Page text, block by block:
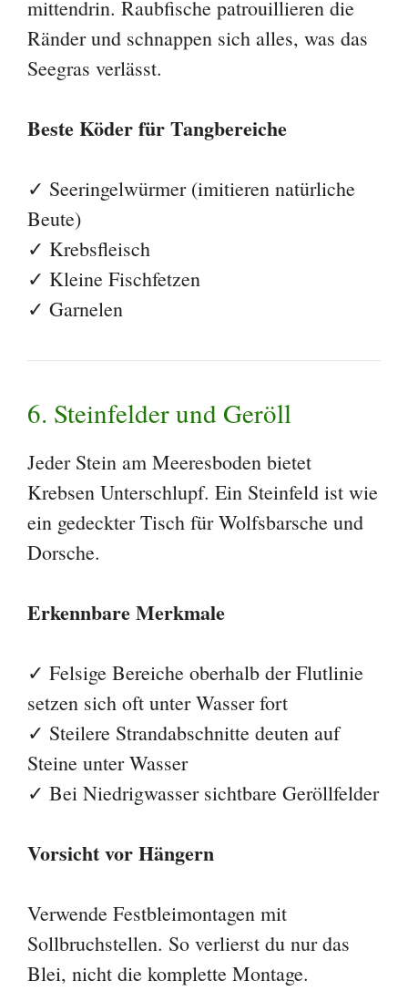
mittendrin. Raubfische patrouillieren die
Ränder und schnappen sich alles, was das
Seegras verlässt.
Beste Köder für Tangbereiche
✓ Seeringelwürmer (imitieren natürliche
Beute)
✓ Krebsfleisch
✓ Kleine Fischfetzen
✓ Garnelen
6. Steinfelder und Geröll
Jeder Stein am Meeresboden bietet
Krebsen Unterschlupf. Ein Steinfeld ist wie
ein gedeckter Tisch für Wolfsbarsche und
Dorsche.
Erkennbare Merkmale
✓ Felsige Bereiche oberhalb der Flutlinie
setzen sich oft unter Wasser fort
✓ Steilere Strandabschnitte deuten auf
Steine unter Wasser
✓ Bei Niedrigwasser sichtbare Geröllfelder
Vorsicht vor Hängern
Verwende Festbleimontagen mit
Sollbruchstellen. So verlierst du nur das
Blei, nicht die komplette Montage.